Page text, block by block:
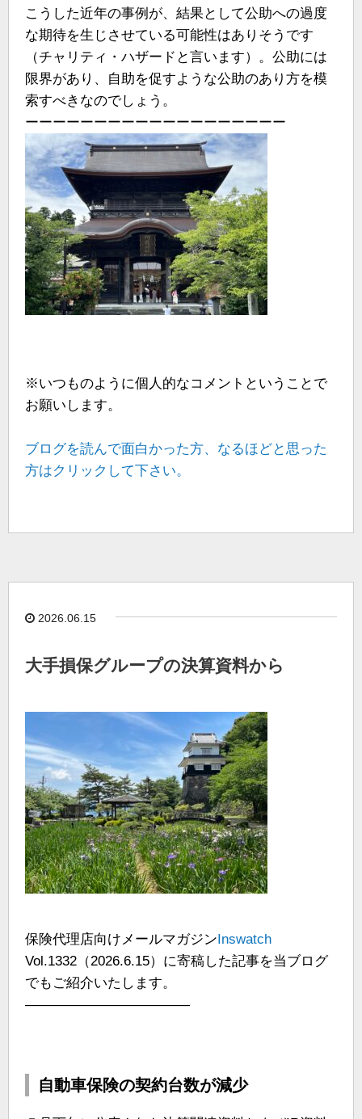
こうした近年の事例が、結果として公助への過度
な期待を生じさせている可能性はありそうです
（チャリティ・ハザードと言います）。公助には
限界があり、自助を促すような公助のあり方を模
索すべきなのでしょう。
ーーーーーーーーーーーーーーーーーーー
※いつものように個人的なコメントということで
お願いします。
ブログを読んで面白かった方、なるほどと思った
方はクリックして下さい。
2026.06.15
大手損保グループの決算資料から
保険代理店向けメールマガジン Inswatch
Vol.1332（2026.6.15）に寄稿した記事を当ブログ
でもご紹介いたします。
————————————
自動車保険の契約台数が減少